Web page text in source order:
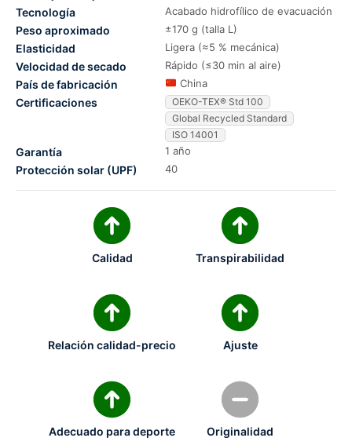
Tecnología Acabado hidrofílico de evacuación
Peso aproximado ±170 g (talla L)
Elasticidad Ligera (≈5 % mecánica)
Velocidad de secado Rápido (≤30 min al aire)
País de fabricación China
Certificaciones
OEKO-TEX® Std 100
Global Recycled Standard
ISO 14001
Garantía 1 año
Protección solar (UPF) 40
Calidad Transpirabilidad
Relación calidad-precio Ajuste
Adecuado para deporte Originalidad